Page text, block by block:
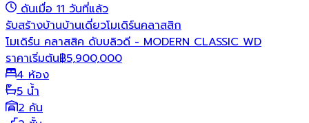
ดันเมื่อ 11 วันที่แล้ว
รับสร้างบ้านบ้านเดี่ยวโมเดิร์นคลาสสิก
โมเดิร์น คลาสสิค ดับบลิวดี - MODERN CLASSIC WD
ราคาเริ่มต้น฿5,900,000
4 ห้อง
5 น้ำ
2 คัน